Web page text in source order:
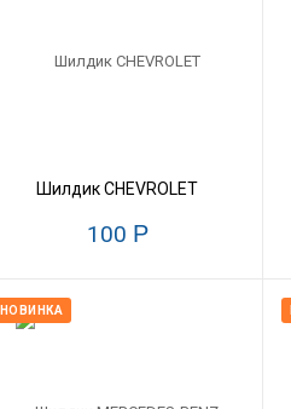
Шилдик CHEVROLET
100 Р
НОВИНКА